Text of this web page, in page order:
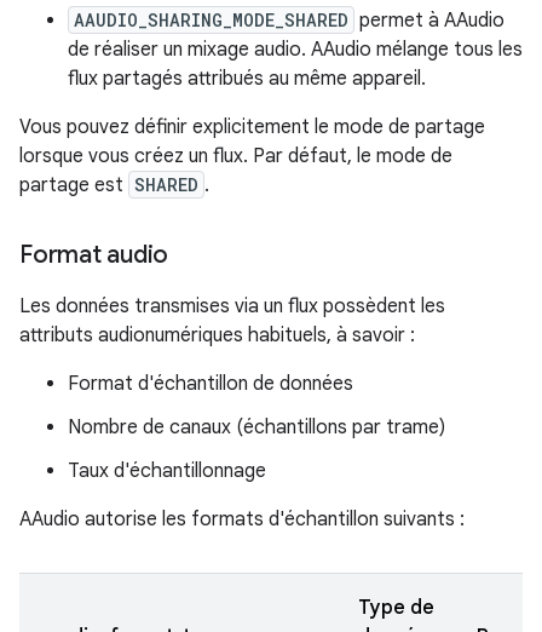
AAUDIO_SHARING_MODE_SHARED permet à AAudio
de réaliser un mixage audio. AAudio mélange tous les
flux partagés attribués au même appareil.
Vous pouvez définir explicitement le mode de partage
lorsque vous créez un flux. Par défaut, le mode de
partage est SHARED .
Format audio
Les données transmises via un flux possèdent les
attributs audionumériques habituels, à savoir :
Format d'échantillon de données
Nombre de canaux (échantillons par trame)
Taux d'échantillonnage
AAudio autorise les formats d'échantillon suivants :
Type de